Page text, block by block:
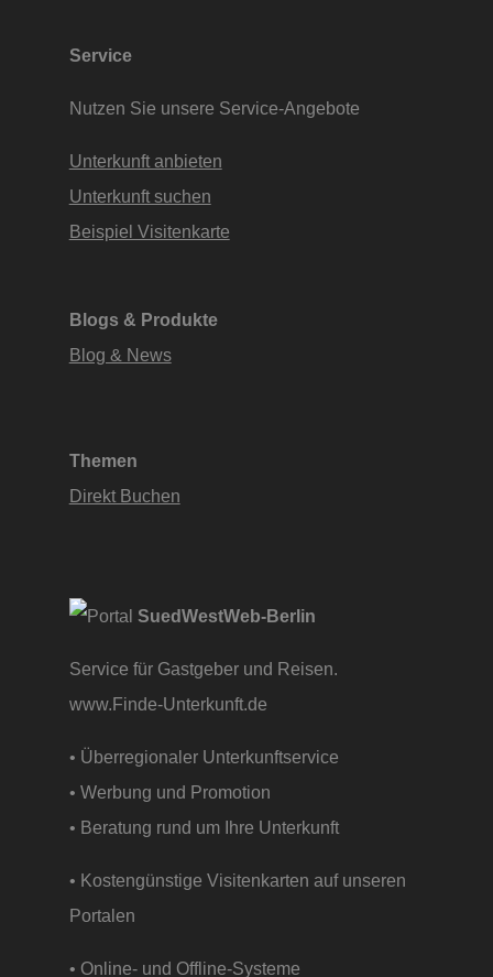
Service
Nutzen Sie unsere Service-Angebote
Unterkunft anbieten
Unterkunft suchen
Beispiel Visitenkarte
Blogs & Produkte
Blog & News
Themen
Direkt Buchen
SuedWestWeb-Berlin
Service für Gastgeber und Reisen.
www.Finde-Unterkunft.de
• Überregionaler Unterkunftservice
• Werbung und Promotion
• Beratung rund um Ihre Unterkunft
• Kostengünstige Visitenkarten auf unseren
Portalen
• Online- und Offline-Systeme